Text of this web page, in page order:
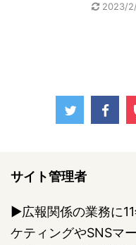
2023/
サイト管理者
▶︎広報関係の業務に
ケティングやSNSマ